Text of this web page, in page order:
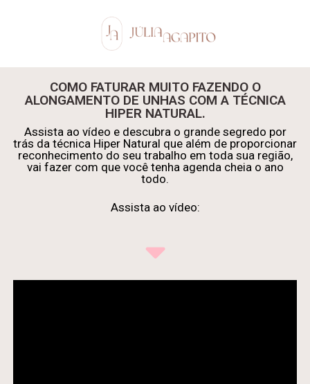
COMO FATURAR MUITO FAZENDO O
ALONGAMENTO DE UNHAS COM A TÉCNICA
HIPER NATURAL.
Assista ao vídeo e descubra o grande segredo por
trás da técnica Hiper Natural que além de proporcionar
reconhecimento do seu trabalho em toda sua região,
vai fazer com que você tenha agenda cheia o ano
todo.
Assista ao vídeo: